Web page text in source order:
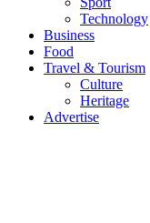
Technology
Business
Food
Travel & Tourism
Culture
Heritage
Advertise